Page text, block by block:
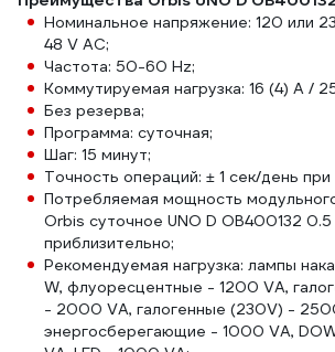
Номинальное напряжение: 120 или
48 V AC;
Частота: 50-60 Hz;
Коммутируемая нагрузка: 16 (4) A /
Без резерва;
Программа: суточная;
Шаг: 15 минут;
Точность операций: ± 1 сек/день при
Потребляемая мощность
Orbis суточное UNO D OB400132 0.5
приблизительно;
Рекомендуемая нагрузка: лампы
W, флуоресцентные - 1200 VA,
- 2000 VA, галогенные (230V) -
энергосберегающие - 1000 VA,